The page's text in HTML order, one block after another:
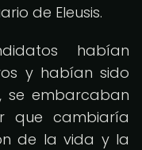
de Eleusis.
habían
y habían sido
se embarcaban
que cambiaría
de la vida y la